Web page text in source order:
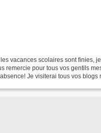
vacances scolaires sont finies,
remercie pour tous vos gentils
Je visiterai tous vos blogs